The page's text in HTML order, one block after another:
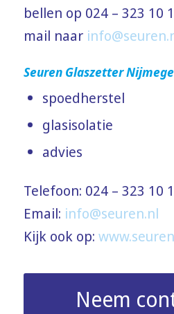
bellen op 024 – 323 10
mail naar
Seuren Glaszetter
spoedherstel
glasisolatie
advies
Telefoon: 024 – 323 10
Email: info@seuren.nl
Kijk ook op:
Neem